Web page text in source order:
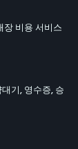
비용 서비스
기, 영수증, 승